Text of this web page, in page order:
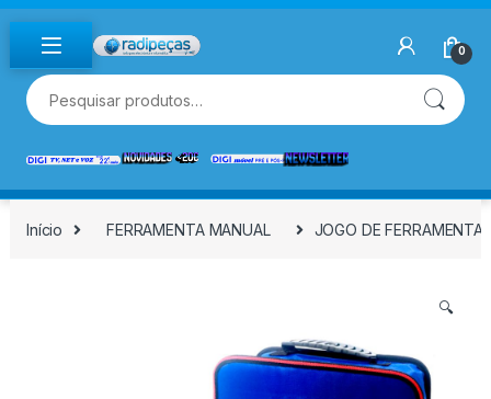
Skip to navigation
Skip to content
0
Pesquisar por:
Início FERRAMENTA MANUAL JOGO DE
🔍